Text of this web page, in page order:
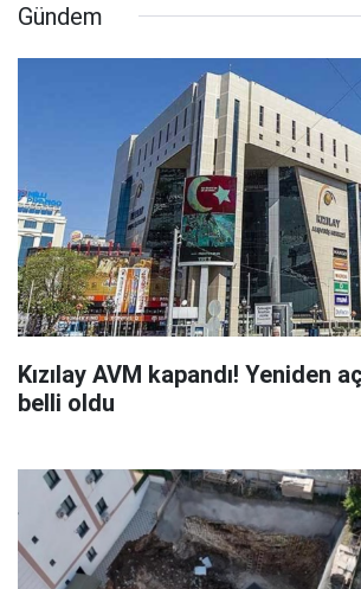
Gündem
Kızılay AVM kapandı! Yeniden
belli oldu